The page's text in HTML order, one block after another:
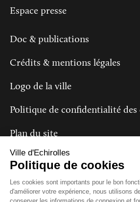
Espace presse
Doc & publications
Crédits & mentions légales
Logo de la ville
Politique de confidentialité des
Plan du site
Suivez-nous
Ville d'Echirolles
Politique de cookies
Les cookies sont importants pour le bon
d'améliorer votre expérience, nous utilisons